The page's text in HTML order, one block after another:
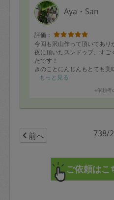
Aya・San
評価：
今回も沢山作って頂いてあり
夜に頂いたスンドゥブ、すご
たです！
きのことにんじんもとても美
す。もっと見る
※依頼者
前へ 738/